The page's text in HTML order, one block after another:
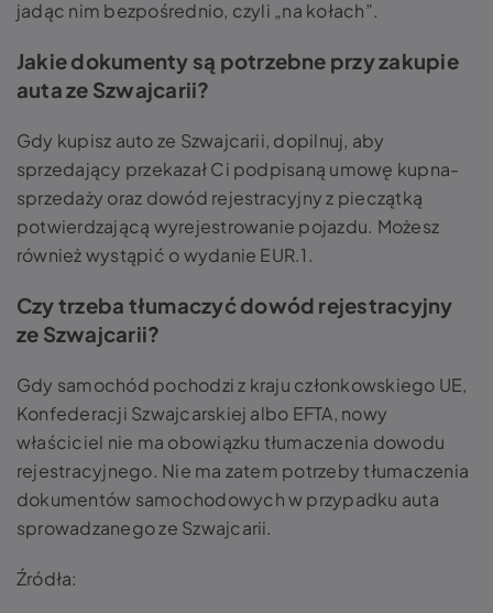
jadąc nim bezpośrednio, czyli „na kołach”.
Jakie dokumenty są potrzebne przy zakupie
auta ze Szwajcarii?
Gdy kupisz auto ze Szwajcarii, dopilnuj, aby
sprzedający przekazał Ci podpisaną umowę kupna-
sprzedaży oraz dowód rejestracyjny z pieczątką
potwierdzającą wyrejestrowanie pojazdu. Możesz
również wystąpić o wydanie EUR.1.
Czy trzeba tłumaczyć dowód rejestracyjny
ze Szwajcarii?
Gdy samochód pochodzi z kraju członkowskiego UE,
Konfederacji Szwajcarskiej albo EFTA, nowy
właściciel nie ma obowiązku tłumaczenia dowodu
rejestracyjnego. Nie ma zatem potrzeby tłumaczenia
dokumentów samochodowych w przypadku auta
sprowadzanego ze Szwajcarii.
Źródła: